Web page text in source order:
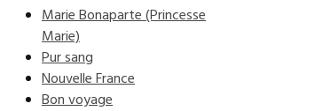
Marie Bonaparte (Princesse
Marie)
Pur sang
Nouvelle France
Bon voyage